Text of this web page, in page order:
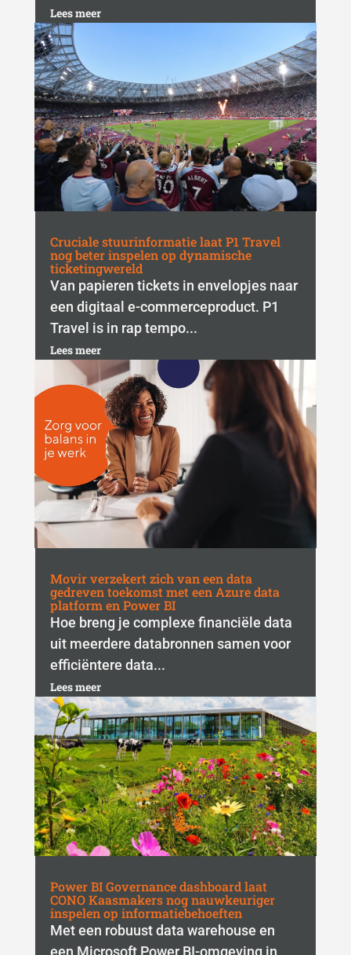
Lees meer
Cruciale stuurinformatie laat P1 Travel
nog beter inspelen op dynamische
ticketingwereld
Van papieren tickets in envelopjes naar
een digitaal e-commerceproduct. P1
Travel is in rap tempo...
Lees meer
Movir verzekert zich van een data
gedreven toekomst met een Azure data
platform en Power BI
Hoe breng je complexe financiële data
uit meerdere databronnen samen voor
efficiëntere data...
Lees meer
Power BI Governance dashboard laat
CONO Kaasmakers nog nauwkeuriger
inspelen op informatiebehoeften
Met een robuust data warehouse en
een Microsoft Power BI-omgeving in